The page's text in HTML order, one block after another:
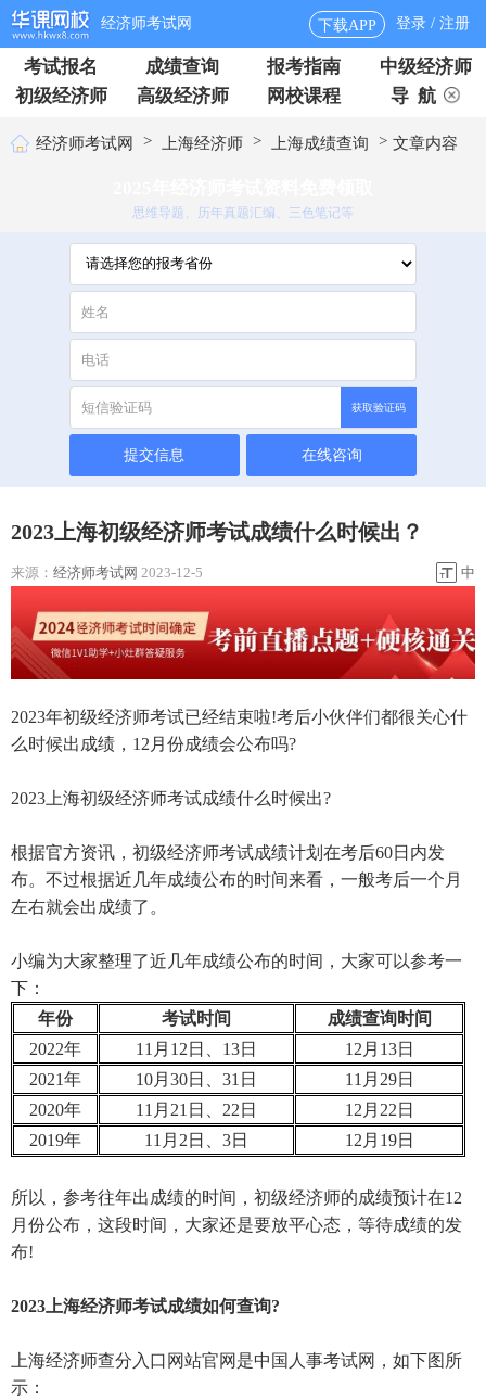
经济师考试网 下载APP 登录 / 注册
考试报名 成绩查询 报考指南
中级经济师
初级经济师
高级经济师 网校课程 导 航
经济师考试网 > 上海经济师 > 上海成绩查询 > 文章内容
思维导题、历年真题汇编、三色笔记等
获取验证码
提交信息 在线咨询
2023上海初级经济师考试成绩什么时候出？
来源： 经济师考试网 2023-12-5 中
2023年初级经济师考试已经结束啦!考后小伙伴们都很关心什
么时候出成绩，12月份成绩会公布吗?
2023上海初级经济师考试成绩什么时候出?
根据官方资讯，初级经济师考试成绩计划在考后60日内发
布。不过根据近几年成绩公布的时间来看，一般考后一个月
左右就会出成绩了。
小编为大家整理了近几年成绩公布的时间，大家可以参考一
下：
年份
考试时间
成绩查询时间
2022年
11月12日、13日
12月13日
2021年
10月30日、31日
11月29日
2020年
11月21日、22日
12月22日
2019年
11月2日、3日 12月19日
所以，参考往年出成绩的时间，初级经济师的成绩预计在12
月份公布，这段时间，大家还是要放平心态，等待成绩的发
布!
2023上海经济师考试成绩如何查询?
上海经济师查分入口网站官网是中国人事考试网，如下图所
示：